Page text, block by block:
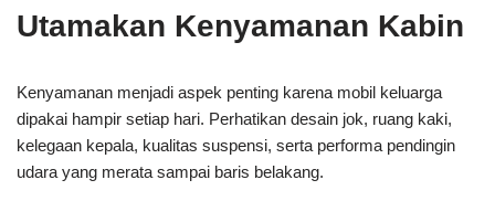
Utamakan Kenyamanan Kabin
Kenyamanan menjadi aspek penting karena mobil keluarga
dipakai hampir setiap hari. Perhatikan desain jok, ruang kaki,
kelegaan kepala, kualitas suspensi, serta performa pendingin
udara yang merata sampai baris belakang.